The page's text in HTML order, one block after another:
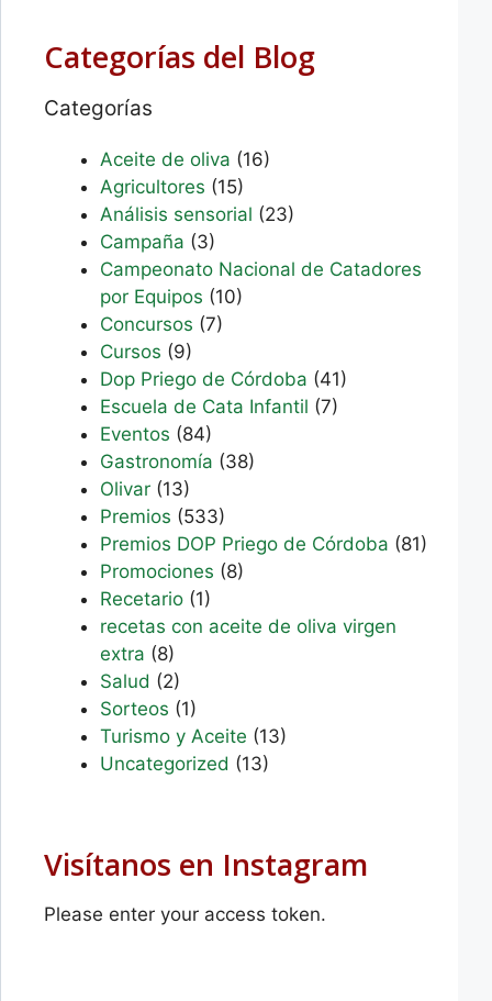
Categorías del Blog
Categorías
Aceite de oliva (16)
Agricultores (15)
Análisis sensorial (23)
Campaña (3)
Campeonato Nacional de Catadores
por Equipos (10)
Concursos (7)
Cursos (9)
Dop Priego de Córdoba (41)
Escuela de Cata Infantil (7)
Eventos (84)
Gastronomía (38)
Olivar (13)
Premios (533)
Premios DOP Priego de Córdoba (81)
Promociones (8)
Recetario (1)
recetas con aceite de oliva virgen
extra (8)
Salud (2)
Sorteos (1)
Turismo y Aceite (13)
Uncategorized (13)
Visítanos en Instagram
Please enter your access token.